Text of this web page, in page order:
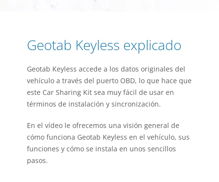
Geotab Keyless explicado
Geotab Keyless accede a los datos originales del
vehículo a través del puerto OBD, lo que hace que
este Car Sharing Kit sea muy fácil de usar en
términos de instalación y sincronización.
En el vídeo le ofrecemos una visión general de
cómo funciona Geotab Keyless en el vehículo, sus
funciones y cómo se instala en unos sencillos
pasos.